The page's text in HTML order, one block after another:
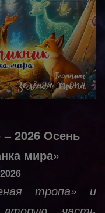
– 2026 Осень
мира»
тропа» и